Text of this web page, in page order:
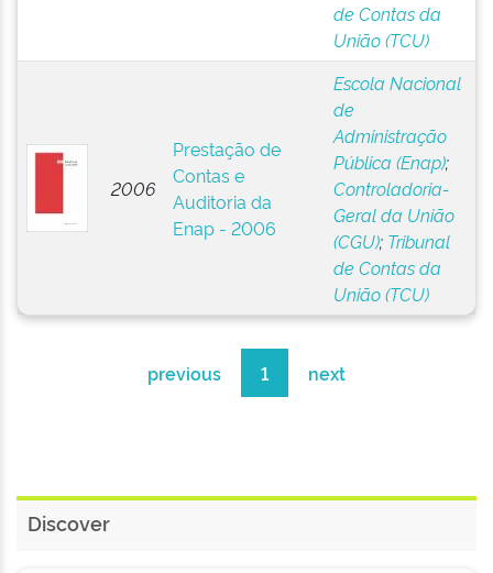
de Contas da
União (TCU)
2006
Prestação de
Contas e
Auditoria da
Enap - 2006
Escola Nacional
de
Administração
Pública (Enap);
Controladoria-
Geral da União
(CGU); Tribunal
de Contas da
União (TCU)
previous 1 next
Discover